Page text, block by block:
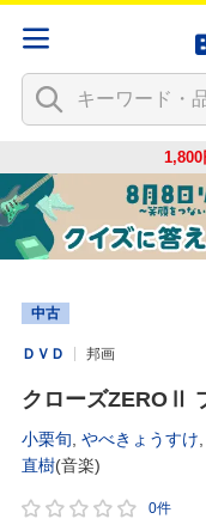
中古
ＤＶＤ 邦画
クローズZEROⅡ
小栗旬 やべきょうすけ
直樹(音楽)
0件